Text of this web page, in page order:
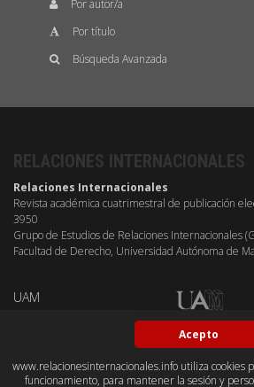
Acepto
www.relacionesinternacionales.info utiliza cookies
funcionamiento, para mantener la sesión y
Por autor/a
Por título
Búsqueda Avanzada
RELACIONES INTERNACIONALES
Relaciones Internacionales
Revista académica cuatrimestral de publicación
3950
Grupo de Estudios de Relaciones Internacionales
Facultad de Derecho, Universidad Autónoma de
UAM
BY-NC-SA OPEN ACESS GITHUB